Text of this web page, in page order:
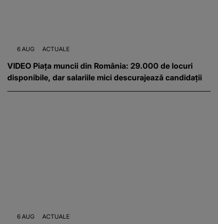
6 AUG ACTUALE
VIDEO Piața muncii din România: 29.000 de locuri
disponibile, dar salariile mici descurajează candidații
6 AUG ACTUALE